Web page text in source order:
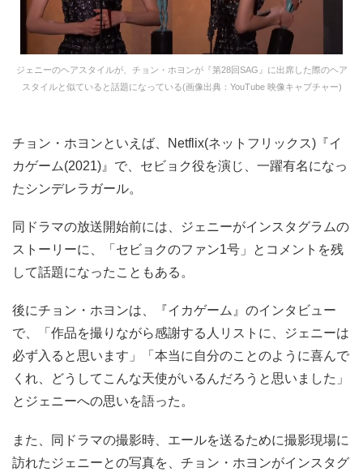
ジェニーのヘアスタイルが、チョン・ホヨンが『第28回SAG』に出席した際のヘア
スタイルと似ていると話題になっている(画像出典：YouTube 映像キャプチャー)
チョン・ホヨンといえば、Netflix(ネットフリックス)『イ
カゲーム(2021)』で、セビョク役を演じ、一躍有名になっ
たシンデレラガール。
同ドラマの放送開始前には、ジェニーがインスタグラムの
ストーリーに、「セビョクのファン1号」とコメントを残
して話題になったこともある。
後にチョン・ホヨンは、『イカゲーム』のインタビュー
で、「作品を撮りながら感謝する人リストに、ジェニーは
必ず入ると思います」「本当に自分のことのように喜んで
くれ、どうしてこんな天使がいるんだろうと思いました」
とジェニーへの思いを語った。
また、同ドラマの撮影時、エールを送るために撮影現場に
訪れたジェニーとの写真を、チョン・ホヨンがインスタグ